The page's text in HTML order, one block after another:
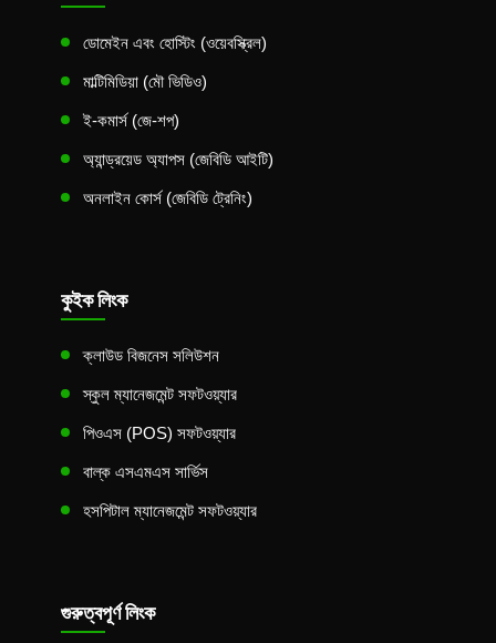
ডোমেইন এবং হোস্টিং (ওয়েবস্ক্রিল)
মাল্টিমিডিয়া (মৌ ভিডিও)
ই-কমার্স (জে-শপ)
অ্যান্ড্রয়েড অ্যাপস (জেবিডি আইটি)
অনলাইন কোর্স (জেবিডি ট্রেনিং)
কুইক লিংক
ক্লাউড বিজনেস সলিউশন
স্কুল ম্যানেজমেন্ট সফটওয়্যার
পিওএস (POS) সফটওয়্যার
বাল্ক এসএমএস সার্ভিস
হসপিটাল ম্যানেজমেন্ট সফটওয়্যার
গুরুত্বপূর্ণ লিংক